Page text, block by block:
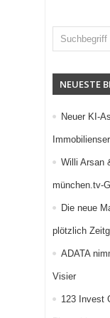
NEUESTE
Neuer KI-
Willi Arsan
münchen.tv-
Die neue
plötzlich
ADATA
Visier
123 Invest